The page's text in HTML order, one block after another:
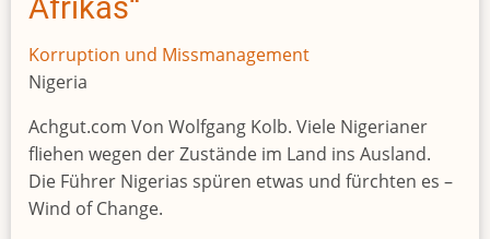
Korruption und Missmanagement
Nigeria
Achgut.com Von Wolfgang Kolb. Viele Nigerianer
fliehen wegen der Zustände im Land ins Ausland.
Die Führer Nigerias spüren etwas und fürchten es –
Wind of Change.